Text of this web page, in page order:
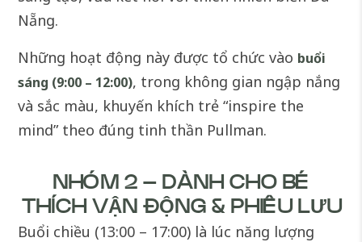
Nẵng.
Những hoạt động này được tổ chức vào buổi
sáng (9:00 – 12:00), trong không gian ngập nắng
và sắc màu, khuyến khích trẻ “inspire the
mind” theo đúng tinh thần Pullman.
NHÓM 2 – DÀNH CHO BÉ
THÍCH VẬN ĐỘNG & PHIÊU LƯU
Buổi chiều (13:00 – 17:00) là lúc năng lượng